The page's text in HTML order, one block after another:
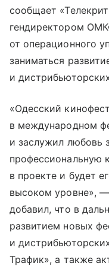
сообщает
гендиректором
от операционного
заниматься
и
«Одесский
в международном
и заслужил любовь
профессиональную
в проекте и будет
высоком уровне»,
добавил, что в
развитием новых
и
Трафик», а также